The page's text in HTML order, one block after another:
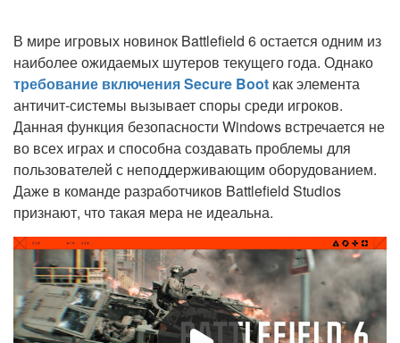
В мире игровых новинок Battlefield 6 остается одним из
наиболее ожидаемых шутеров текущего года. Однако
требование включения Secure Boot как элемента
античит-системы вызывает споры среди игроков.
Данная функция безопасности Windows встречается не
во всех играх и способна создавать проблемы для
пользователей с неподдерживающим оборудованием.
Даже в команде разработчиков Battlefield Studios
признают, что такая мера не идеальна.